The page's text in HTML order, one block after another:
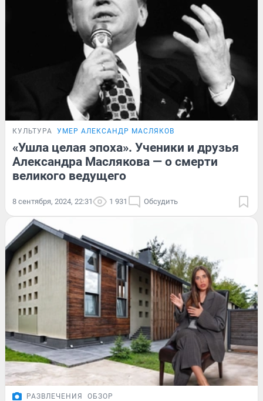
КУЛЬТУРА УМЕР АЛЕКСАНДР МАСЛЯКОВ
«Ушла целая эпоха». Ученики и друзья
Александра Маслякова — о смерти
великого ведущего
8 сентября, 2024, 22:31 1 931 Обсудить
РАЗВЛЕЧЕНИЯ ОБЗОР